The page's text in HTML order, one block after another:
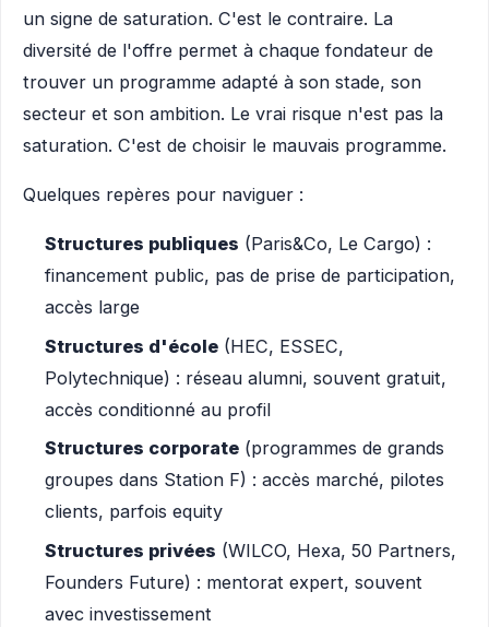
un signe de saturation. C'est le contraire. La
diversité de l'offre permet à chaque fondateur de
trouver un programme adapté à son stade, son
secteur et son ambition. Le vrai risque n'est pas la
saturation. C'est de choisir le mauvais programme.
Quelques repères pour naviguer :
Structures publiques (Paris&Co, Le Cargo) :
financement public, pas de prise de participation,
accès large
Structures d'école (HEC, ESSEC,
Polytechnique) : réseau alumni, souvent gratuit,
accès conditionné au profil
Structures corporate (programmes de grands
groupes dans Station F) : accès marché, pilotes
clients, parfois equity
Structures privées (WILCO, Hexa, 50 Partners,
Founders Future) : mentorat expert, souvent
avec investissement